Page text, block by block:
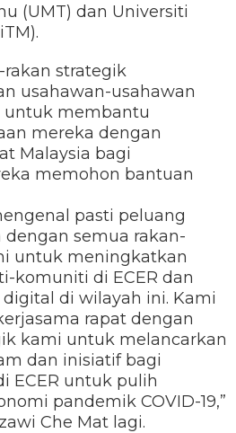
(UMT) dan Universiti
rakan strategik
usahawan-usahawan
membantu
mereka dengan
Malaysia bagi
memohon bantuan
pasti peluang
semua rakan-
untuk meningkatkan
komuniti di ECER dan
di wilayah ini. Kami
rapat dengan
kami untuk melancarkan
dan inisiatif bagi
ECER untuk pulih
pandemik COVID-19,”
Che Mat lagi.